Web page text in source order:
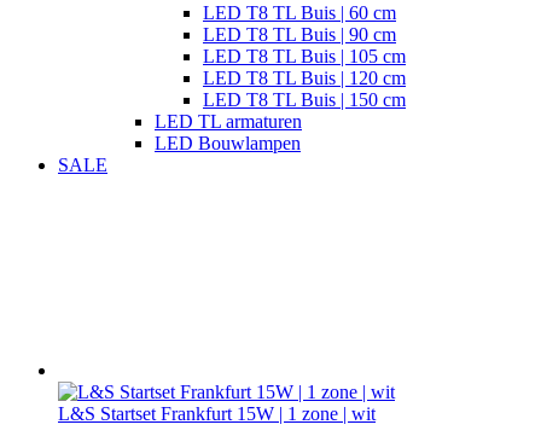
LED T8 TL Buis | 60 cm
LED T8 TL Buis | 90 cm
LED T8 TL Buis | 105 cm
LED T8 TL Buis | 120 cm
LED T8 TL Buis | 150 cm
LED TL armaturen
LED Bouwlampen
SALE
L&S Startset Frankfurt 15W | 1 zone | wit